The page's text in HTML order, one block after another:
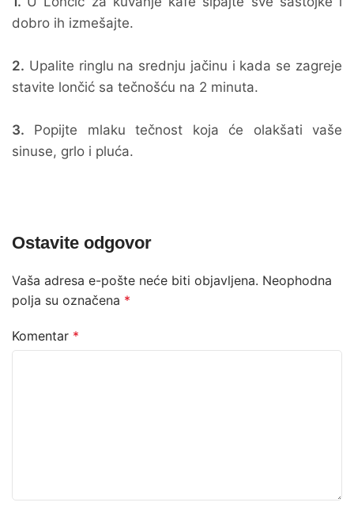
dobro ih izmešajte.
2. Upalite ringlu na srednju jačinu i kada se zagreje
stavite lončić sa tečnošću na 2 minuta.
3. Popijte mlaku tečnost koja će olakšati vaše
sinuse, grlo i pluća.
Ostavite odgovor
Vaša adresa e-pošte neće biti objavljena. Neophodna
polja su označena *
Komentar *